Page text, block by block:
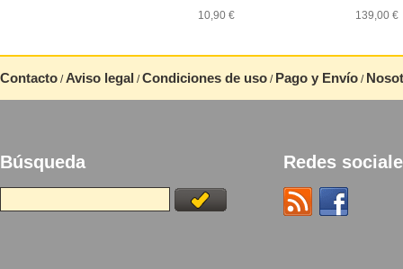
10,90 € 139,00 €
Contacto /Aviso legal /Condiciones de uso / Pago y Envío /
Búsqueda Redes